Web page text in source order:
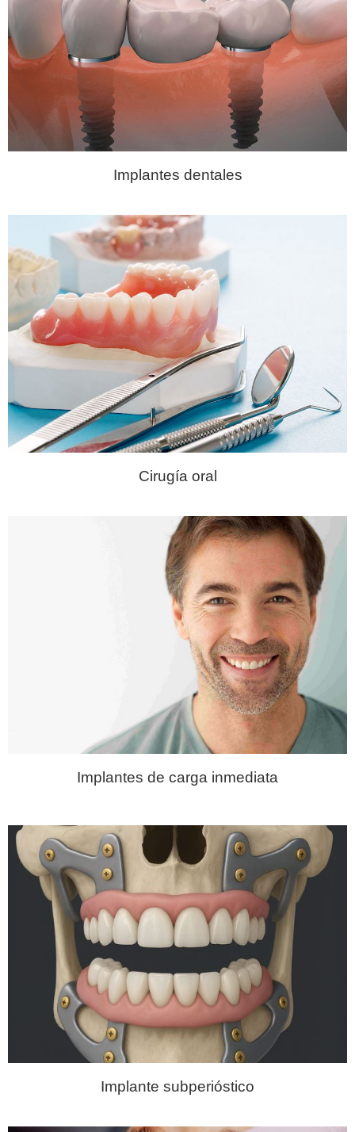
Implantes dentales
Cirugía oral
Implantes de carga inmediata
Implante subperióstico